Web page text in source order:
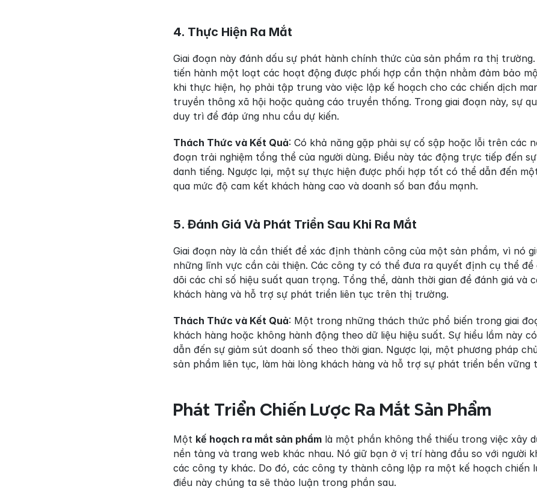
4. Thực Hiện Ra Mắt
Giai đoạn này đánh dấu sự phát hành chính thức của sản phẩm ra thị
tiến hành một loạt các hoạt động được phối hợp cẩn thận nhằm đảm bảo
khi thực hiện, họ phải tập trung vào việc lập kế hoạch cho các chiến dịch
truyền thông xã hội hoặc quảng cáo truyền thống. Trong giai đoạn này, sự
duy trì để đáp ứng nhu cầu dự kiến.
Thách Thức và Kết Quả: Có khả năng gặp phải sự cố sập hoặc lỗi trên các
đoạn trải nghiệm tổng thể của người dùng. Điều này tác động trực tiếp đến
danh tiếng. Ngược lại, một sự thực hiện được phối hợp tốt có thể dẫn đến
qua mức độ cam kết khách hàng cao và doanh số ban đầu mạnh.
5. Đánh Giá Và Phát Triển Sau Khi Ra Mắt
Giai đoạn này là cần thiết để xác định thành công của một sản phẩm, vì nó
những lĩnh vực cần cải thiện. Các công ty có thể đưa ra quyết định cụ thể
dõi các chỉ số hiệu suất quan trọng. Tổng thể, dành thời gian để đánh giá và
khách hàng và hỗ trợ sự phát triển liên tục trên thị trường.
Thách Thức và Kết Quả: Một trong những thách thức phổ biến trong giai
khách hàng hoặc không hành động theo dữ liệu hiệu suất. Sự hiểu lầm này
dẫn đến sự giảm sút doanh số theo thời gian. Ngược lại, một phương pháp
sản phẩm liên tục, làm hài lòng khách hàng và hỗ trợ sự phát triển bền vững
Phát Triển Chiến Lược Ra Mắt Sản Phẩm
Một kế hoạch ra mắt sản phẩm là một phần không thể thiếu trong việc xây
nền tảng và trang web khác nhau. Nó giữ bạn ở vị trí hàng đầu so với người
các công ty khác. Do đó, các công ty thành công lập ra một kế hoạch chiến
điều này chúng ta sẽ thảo luận trong phần sau.